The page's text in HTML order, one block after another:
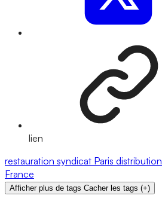
lien
restauration syndicat Paris distribution
France
Afficher plus de tags Cacher les tags (+)